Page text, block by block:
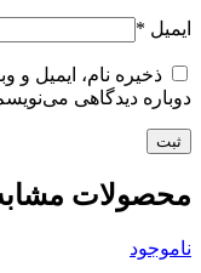
ایمیل *
ذخیره نام، ایمیل
دوباره دیدگاهی
محصولات
ناموجود